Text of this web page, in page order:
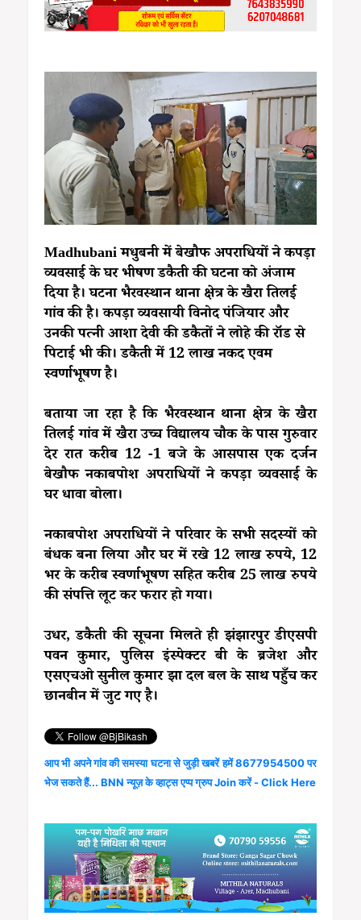
Madhubani मधुबनी में बेखौफ अपराधियों ने कपड़ा
व्यवसाई के घर भीषण डकैती की घटना को अंजाम
दिया है। घटना भैरवस्थान थाना क्षेत्र के खैरा तिलई
गांव की है। कपड़ा व्यवसायी विनोद पंजियार और
उनकी पत्नी आशा देवी की डकैतों ने लोहे की रॉड से
पिटाई भी की। डकैती में 12 लाख नकद एवम
स्वर्णाभूषण है।
बताया जा रहा है कि भैरवस्थान थाना क्षेत्र के खैरा
तिलई गांव में खैरा उच्च विद्यालय चौक के पास गुरुवार
देर रात करीब 12 -1 बजे के आसपास एक दर्जन
बेखौफ नकाबपोश अपराधियों ने कपड़ा व्यवसाई के
घर धावा बोला।
नकाबपोश अपराधियों ने परिवार के सभी सदस्यों को
बंधक बना लिया और घर में रखे 12 लाख रुपये, 12
भर के करीब स्वर्णाभूषण सहित करीब 25 लाख रुपये
की संपत्ति लूट कर फरार हो गया।
उधर, डकैती की सूचना मिलते ही झंझारपुर डीएसपी
पवन कुमार, पुलिस इंस्पेक्टर बी के ब्रजेश और
एसएचओ सुनील कुमार झा दल बल के साथ पहुँच कर
छानबीन में जुट गए है।
आप भी अपने गांव की समस्या घटना से जुड़ी खबरें हमें 8677954500 पर
भेज सकते हैं... BNN न्यूज़ के व्हाट्स एप्प ग्रुप Join करें - Click Here